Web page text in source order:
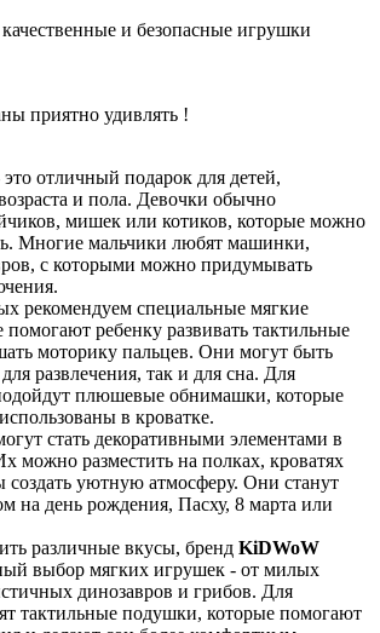
и безопасные игрушки
приятно удивлять !
отличный подарок для детей,
и пола. Девочки обычно
мишек или котиков, которые можно
Многие мальчики любят машинки,
с которыми можно придумывать
рекомендуем специальные мягкие
ребенку развивать тактильные
моторику пальцев. Они могут быть
развлечения, так и для сна. Для
плюшевые обнимашки, которые
в кроватке.
стать декоративными элементами в
можно разместить на полках, кроватях
создать уютную атмосферу. Они станут
на день рождения, Пасху, 8 марта или
различные вкусы, бренд KiDWoW
выбор мягких игрушек - от милых
динозавров и грибов. Для
тактильные подушки, которые помогают